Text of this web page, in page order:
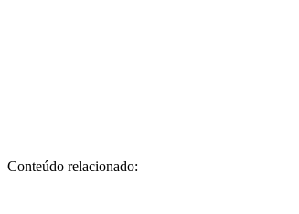
Conteúdo relacionado: